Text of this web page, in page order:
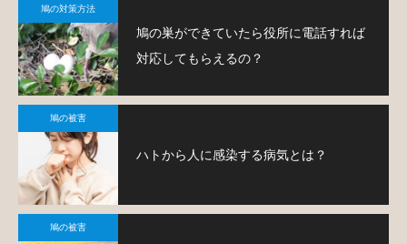
鳩の対策方法
鳩の巣ができていたら役所に電話すれば
対応してもらえるの？
鳩の被害
ハトから人に感染する病気とは？
鳩の被害